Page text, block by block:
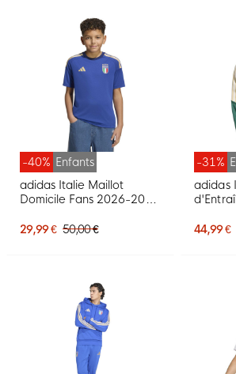
-40% Enfants
adidas Italie Maillot
Domicile Fans 2026-2028
29,99 € 50,00 €
-31%
adidas
Vert
44,99 €